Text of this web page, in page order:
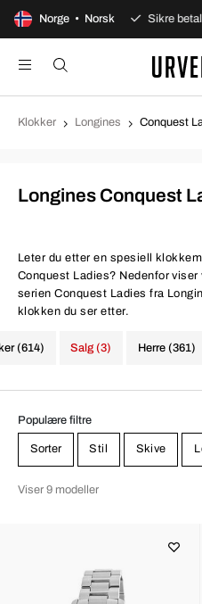
Norge • Norsk
åpent kjøp Sikre
Klokker Longines Conquest
Longines Conquest
Leter du etter en spesiell
Conquest Ladies? Nedenfor
serien Conquest Ladies fra
klokken du ser etter.
(614) Herre (361)
Salg (3)
Populære filtre
Sorter Stil Skive
Viser 9 modeller